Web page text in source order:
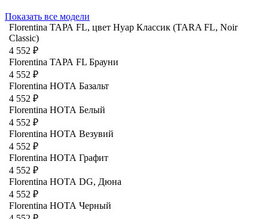
Показать все модели
Florentina ТАРА FL, цвет Нуар Классик (TARA FL, Noir
Classic)
4 552 ₽
Florentina ТАРА FL Брауни
4 552 ₽
Florentina НОТА Базальт
4 552 ₽
Florentina НОТА Белый
4 552 ₽
Florentina НОТА Везувий
4 552 ₽
Florentina НОТА Графит
4 552 ₽
Florentina НОТА DG, Дюна
4 552 ₽
Florentina НОТА Черный